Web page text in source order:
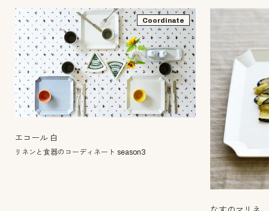
Coordinate
エコール 白
リネンと食器のコーディネート season3